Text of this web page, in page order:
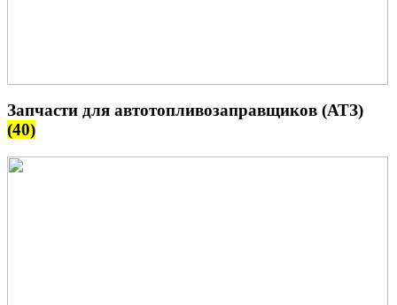
Запчасти для автотопливозаправщиков (АТЗ)
(40)